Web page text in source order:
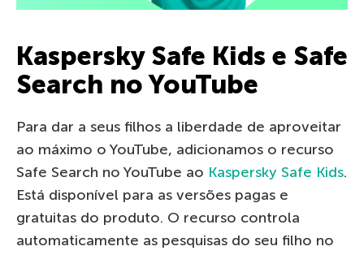
Kaspersky Safe Kids e Safe
Search no YouTube
Para dar a seus filhos a liberdade de aproveitar
ao máximo o YouTube, adicionamos o recurso
Safe Search no YouTube ao Kaspersky Safe Kids.
Está disponível para as versões pagas e
gratuitas do produto. O recurso controla
automaticamente as pesquisas do seu filho no